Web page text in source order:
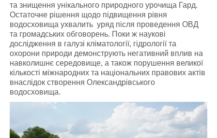
та знищення унікального природного урочища Гард.
Остаточне рішення щодо підвищення рівня
водосховища ухвалить уряд після проведення ОВД
та громадських обговорень. Поки ж наукові
дослідження в галузі кліматології, гідрології та
охорони природи демонструють негативний вплив на
навколишнє середовище, а також порушення великої
кількості міжнародних та національних правових актів
внаслідок створення Олександрівського
водосховища.